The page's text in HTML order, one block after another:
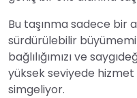
Bu taşınma sadece bir
sürdürülebilir
bağlılığımızı ve
yüksek seviyede
simgeliyor.